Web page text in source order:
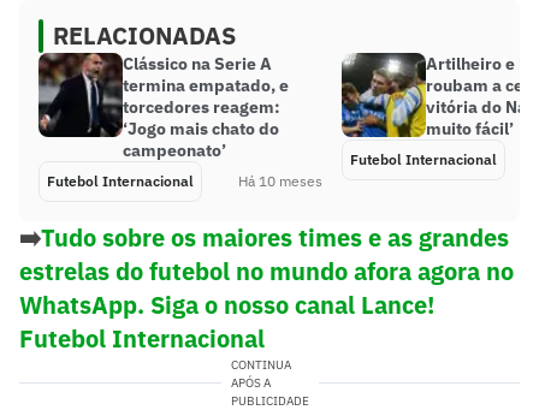
RELACIONADAS
Clássico na Serie A
termina empatado, e
torcedores reagem:
‘Jogo mais chato do
campeonato’
Futebol Internacional Há 10 meses
Artilheiro e
roubam a
vitória do
muito fácil’
Futebol Internacional
➡️Tudo sobre os maiores times e as grandes
estrelas do futebol no mundo afora agora no
WhatsApp. Siga o nosso canal Lance!
Futebol Internacional
CONTINUA
APÓS A
PUBLICIDADE